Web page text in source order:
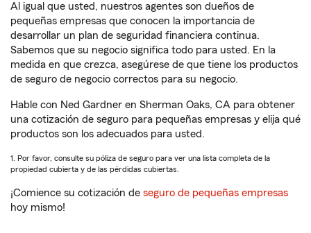
Al igual que usted, nuestros agentes son dueños de
pequeñas empresas que conocen la importancia de
desarrollar un plan de seguridad financiera continua.
Sabemos que su negocio significa todo para usted. En la
medida en que crezca, asegúrese de que tiene los productos
de seguro de negocio correctos para su negocio.
Hable con Ned Gardner en Sherman Oaks, CA para obtener
una cotización de seguro para pequeñas empresas y elija qué
productos son los adecuados para usted.
1. Por favor, consulte su póliza de seguro para ver una lista completa de la
propiedad cubierta y de las pérdidas cubiertas.
¡Comience su cotización de seguro de pequeñas empresas
hoy mismo!